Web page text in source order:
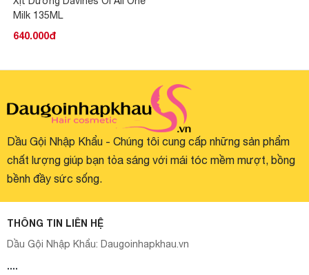
Milk 135ML
640.000đ
Dầu Gội Nhập Khẩu - Chúng tôi cung cấp những sản phẩm
chất lượng giúp bạn tỏa sáng với mái tóc mềm mượt, bồng
bềnh đầy sức sống.
THÔNG TIN LIÊN HỆ
Dầu Gội Nhập Khẩu: Daugoinhapkhau.vn
....